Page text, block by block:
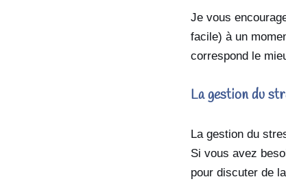
Je vous
facile) à un
correspond le
La gestion du
La gestion du
Si vous avez
pour discuter de